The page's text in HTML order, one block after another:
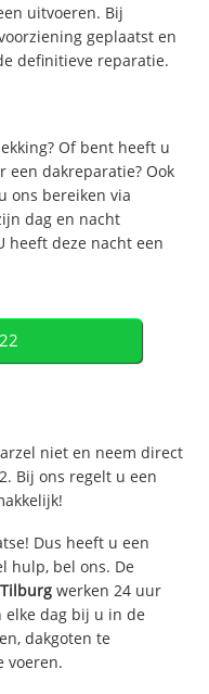
uitvoeren. Bij
geplaatst en
definitieve reparatie.
Of bent heeft u
een dakreparatie? Ook
ons bereiken via
dag en nacht
heeft deze nacht een
niet en neem direct
Bij ons regelt u een
Dus heeft u een
hulp, bel ons. De
Tilburg werken 24 uur
elke dag bij u in de
dakgoten te
voeren.